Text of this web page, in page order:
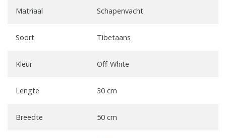
Matriaal Schapenvacht
Soort Tibetaans
Kleur Off-White
Lengte 30 cm
Breedte 50 cm